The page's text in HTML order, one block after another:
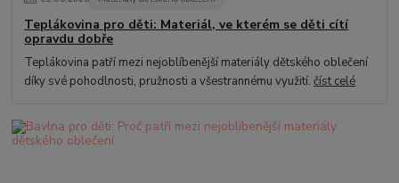
Teplákovina pro děti: Materiál, ve kterém se děti cítí
opravdu dobře
Teplákovina patří mezi nejoblíbenější materiály dětského oblečení
díky své pohodlnosti, pružnosti a všestrannému využití.číst celé